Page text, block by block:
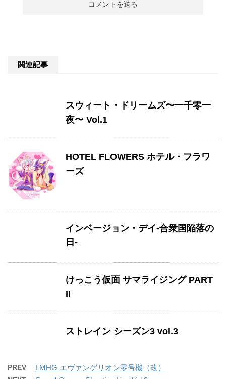
関連記事
スウィート・ドリームズ〜一千零一
夜〜 Vol.1
HOTEL FLOWERS ホテル・フラワ
ーズ
インベージョン・デイ-合衆国陥落の
日-
けっこう仮面 サマライジング PART
II
ストレイン シーズン3 vol.3
PREV LMHG エヴァンゲリオン零号機（改）